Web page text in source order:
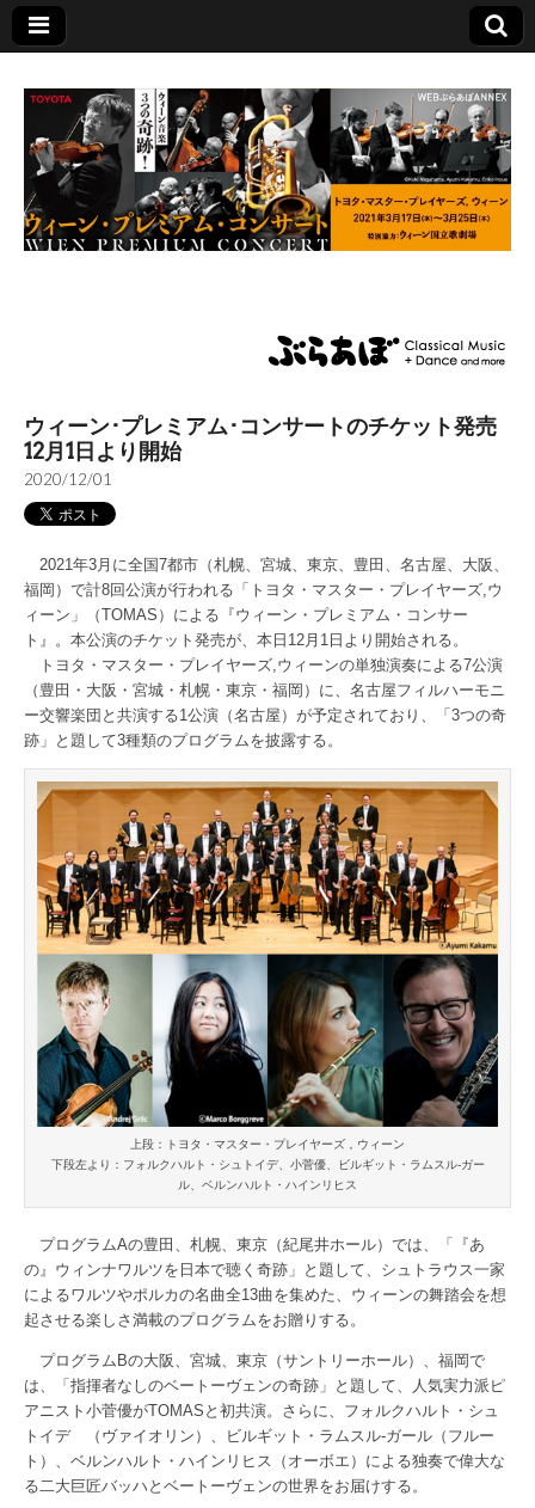
TOMAS公演特設サ
ウィーン･プレミアム･コンサートのチケット発売
12月1日より開始
2020/12/01
2021年3月に全国7都市（札幌、宮城、東京、豊田、名古屋、大阪、
福岡）で計8回公演が行われる「トヨタ・マスター・プレイヤーズ,ウ
ィーン」（TOMAS）による『ウィーン・プレミアム・コンサー
ト』。本公演のチケット発売が、本日12月1日より開始される。
トヨタ・マスター・プレイヤーズ,ウィーンの単独演奏による7公演
（豊田・大阪・宮城・札幌・東京・福岡）に、名古屋フィルハーモニ
ー交響楽団と共演する1公演（名古屋）が予定されており、「3つの奇
跡」と題して3種類のプログラムを披露する。
上段：トヨタ・マスター・プレイヤーズ，ウィーン
下段左より：フォルクハルト・シュトイデ、小菅優、ビルギット・ラムスル-ガー
ル、ベルンハルト・ハインリヒス
プログラムAの豊田、札幌、東京（紀尾井ホール）では、「『あ
の』ウィンナワルツを日本で聴く奇跡」と題して、シュトラウス一家
によるワルツやポルカの名曲全13曲を集めた、ウィーンの舞踏会を想
起させる楽しさ満載のプログラムをお贈りする。
プログラムBの大阪、宮城、東京（サントリーホール）、福岡で
は、「指揮者なしのベートーヴェンの奇跡」と題して、人気実力派ピ
アニスト小菅優がTOMASと初共演。さらに、フォルクハルト・シュ
トイデ （ヴァイオリン）、ビルギット・ラムスル-ガール（フルー
ト）、ベルンハルト・ハインリヒス（オーボエ）による独奏で偉大な
る二大巨匠バッハとベートーヴェンの世界をお届けする。